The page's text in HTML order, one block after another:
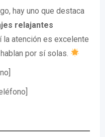
hay uno que destaca
relajantes
la atención es excelente
por sí solas.